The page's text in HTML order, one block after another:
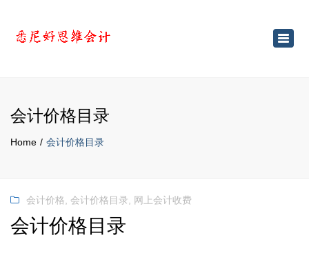
会计价格目录
Home 会计价格目录
会计价格 会计价格目录 网上会计收费
会计价格目录